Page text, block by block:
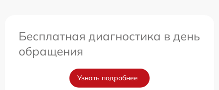
Бесплатная диагностика в день
обращения
Узнать подробнее